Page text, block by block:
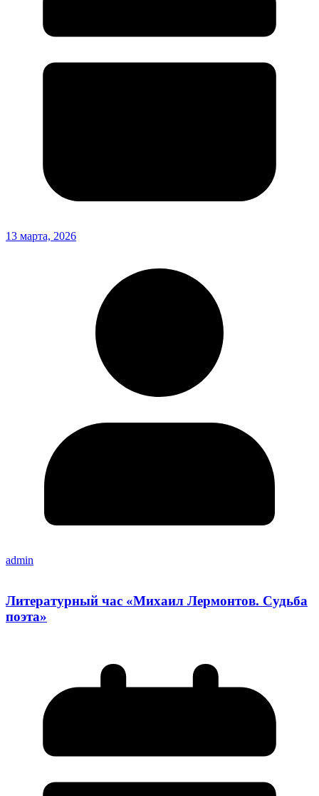
13 марта, 2026
admin
Литературный час «Михаил Лермонтов. Судьба
поэта»